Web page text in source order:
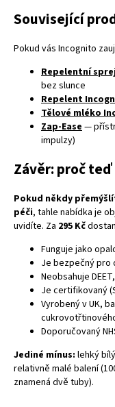
Související
Pokud vás Incognito
Repelentní
bez slunce
Repelent
Tělové mléko
Zap-Ease —
impulzy)
Závěr: proč
Pokud někdy
péči, tahle nabídka je
uvidíte. Za 295 Kč
Funguje jako
Je bezpečný pro
Neobsahuje
Je certifikovaný
Vyrobený v UK,
Doporučovaný
Jediné mínus: lehký
relativně malé balení
znamená dvě tuby).